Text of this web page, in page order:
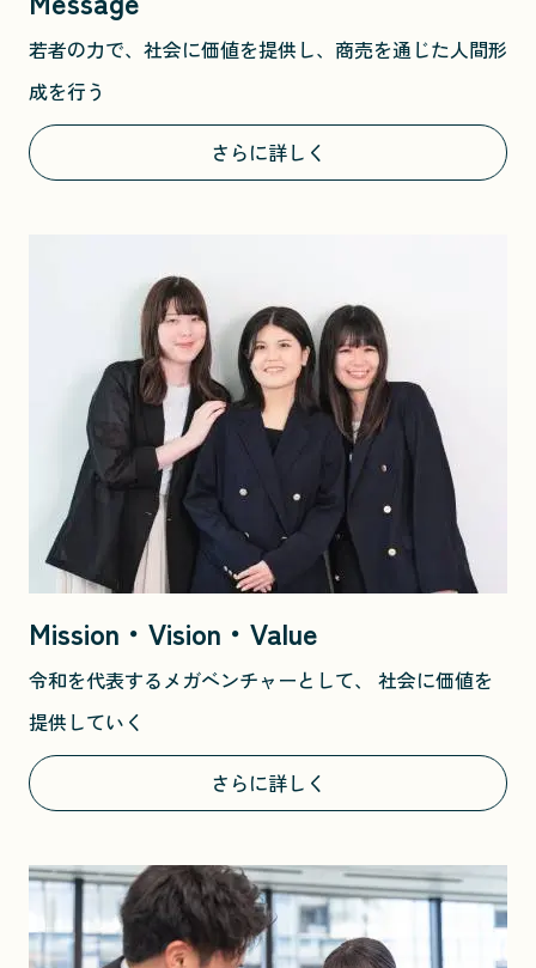
若者の力で、社会に価値を提供し、商売を通じた人間形
成を行う
さらに詳しく
Mission・Vision・Value
令和を代表するメガベンチャーとして、 社会に価値を
提供していく
さらに詳しく